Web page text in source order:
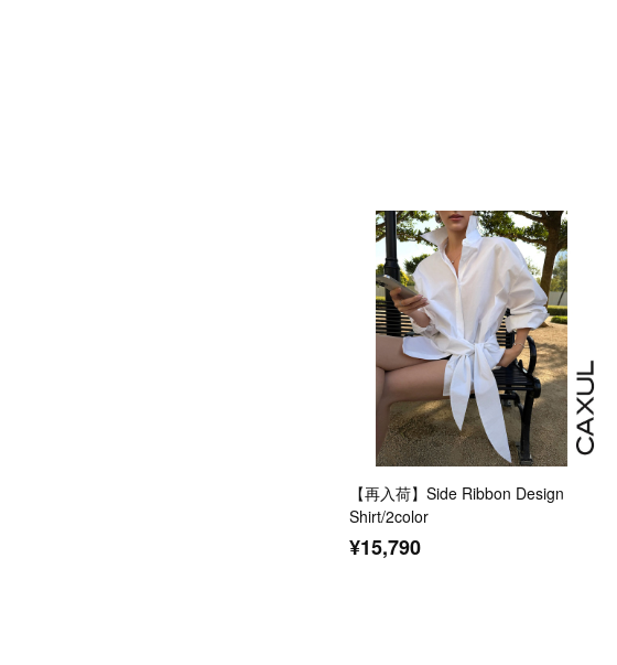
【再入荷】Side Ribbon Design
Shirt/2color
¥15,790